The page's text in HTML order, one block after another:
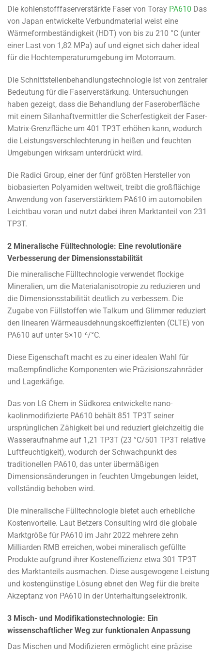
Die kohlenstofffaserverstärkte Faser von Toray PA610 Das
von Japan entwickelte Verbundmaterial weist eine
Wärmeformbeständigkeit (HDT) von bis zu 210 °C (unter
einer Last von 1,82 MPa) auf und eignet sich daher ideal
für die Hochtemperaturumgebung im Motorraum.
Die Schnittstellenbehandlungstechnologie ist von zentraler
Bedeutung für die Faserverstärkung. Untersuchungen
haben gezeigt, dass die Behandlung der Faseroberfläche
mit einem Silanhaftvermittler die Scherfestigkeit der Faser-
Matrix-Grenzfläche um 401 TP3T erhöhen kann, wodurch
die Leistungsverschlechterung in heißen und feuchten
Umgebungen wirksam unterdrückt wird.
Die Radici Group, einer der fünf größten Hersteller von
biobasierten Polyamiden weltweit, treibt die großflächige
Anwendung von faserverstärktem PA610 im automobilen
Leichtbau voran und nutzt dabei ihren Marktanteil von 231
TP3T.
2 Mineralische Fülltechnologie: Eine revolutionäre
Verbesserung der Dimensionsstabilität
Die mineralische Fülltechnologie verwendet flockige
Mineralien, um die Materialanisotropie zu reduzieren und
die Dimensionsstabilität deutlich zu verbessern. Die
Zugabe von Füllstoffen wie Talkum und Glimmer reduziert
den linearen Wärmeausdehnungskoeffizienten (CLTE) von
PA610 auf unter 5×10⁻⁶/°C.
Diese Eigenschaft macht es zu einer idealen Wahl für
maßempfindliche Komponenten wie Präzisionszahnräder
und Lagerkäfige.
Das von LG Chem in Südkorea entwickelte nano-
kaolinmodifizierte PA610 behält 851 TP3T seiner
ursprünglichen Zähigkeit bei und reduziert gleichzeitig die
Wasseraufnahme auf 1,21 TP3T (23 °C/501 TP3T relative
Luftfeuchtigkeit), wodurch der Schwachpunkt des
traditionellen PA610, das unter übermäßigen
Dimensionsänderungen in feuchten Umgebungen leidet,
vollständig behoben wird.
Die mineralische Fülltechnologie bietet auch erhebliche
Kostenvorteile. Laut Betzers Consulting wird die globale
Marktgröße für PA610 im Jahr 2022 mehrere zehn
Milliarden RMB erreichen, wobei mineralisch gefüllte
Produkte aufgrund ihrer Kosteneffizienz etwa 301 TP3T
des Marktanteils ausmachen. Diese ausgewogene Leistung
und kostengünstige Lösung ebnet den Weg für die breite
Akzeptanz von PA610 in der Unterhaltungselektronik.
3 Misch- und Modifikationstechnologie: Ein
wissenschaftlicher Weg zur funktionalen Anpassung
Das Mischen und Modifizieren ermöglicht eine präzise